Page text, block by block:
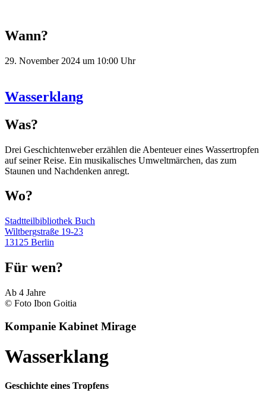
Wann?
29. November 2024 um 10:00 Uhr
Wasserklang
Was?
Drei Geschichtenweber erzählen die Abenteuer eines Wassertropfen
auf seiner Reise. Ein musikalisches Umweltmärchen, das zum
Staunen und Nachdenken anregt.
Wo?
Stadtteilbibliothek Buch
Wiltbergstraße 19-23
13125 Berlin
Für wen?
Ab 4 Jahre
© Foto Ibon Goitia
Kompanie Kabinet Mirage
Wasserklang
Geschichte eines Tropfens